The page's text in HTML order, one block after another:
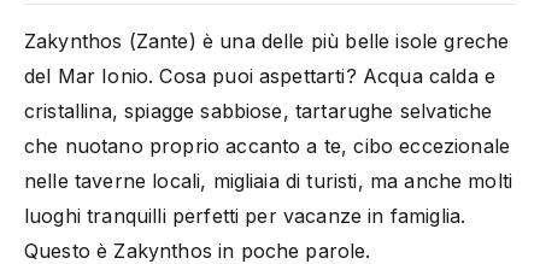
Zakynthos (Zante) è una delle più belle isole greche
del Mar Ionio. Cosa puoi aspettarti? Acqua calda e
cristallina, spiagge sabbiose, tartarughe selvatiche
che nuotano proprio accanto a te, cibo eccezionale
nelle taverne locali, migliaia di turisti, ma anche molti
luoghi tranquilli perfetti per vacanze in famiglia.
Questo è Zakynthos in poche parole.